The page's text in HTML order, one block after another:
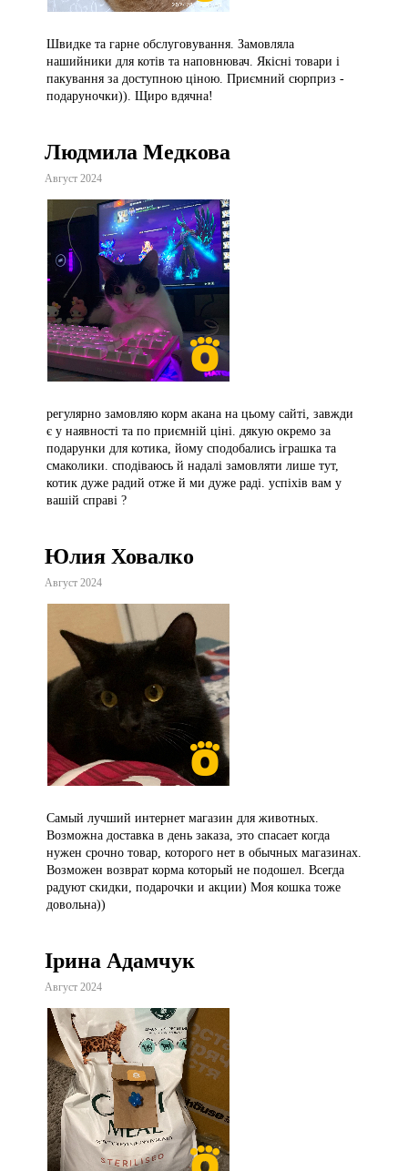
Швидке та гарне обслуговування. Замовляла
нашийники для котів та наповнювач. Якісні товари і
пакування за доступною ціною. Приємний сюрприз -
подаруночки)). Щиро вдячна!
Людмила Медкова
Август 2024
регулярно замовляю корм акана на цьому сайті, завжди
є у наявності та по приємній ціні. дякую окремо за
подарунки для котика, йому сподобались іграшка та
смаколики. сподіваюсь й надалі замовляти лише тут,
котик дуже радий отже й ми дуже раді. успіхів вам у
вашій справі ?
Юлия Ховалко
Август 2024
Самый лучший интернет магазин для животных.
Возможна доставка в день заказа, это спасает когда
нужен срочно товар, которого нет в обычных магазинах.
Возможен возврат корма который не подошел. Всегда
радуют скидки, подарочки и акции) Моя кошка тоже
довольна))
Ірина Адамчук
Август 2024